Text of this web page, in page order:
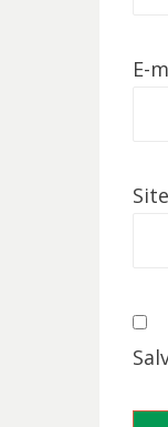
E-
Site